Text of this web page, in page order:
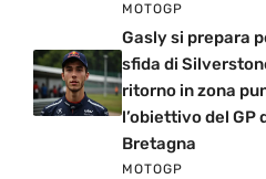
MOTOGP
Gasly si prepara
sfida di
ritorno in zona
l’obiettivo del GP
Bretagna
MOTOGP